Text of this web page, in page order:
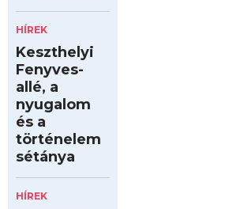
HÍREK
Keszthelyi
Fenyves-
allé, a
nyugalom
és a
történelem
sétánya
HÍREK